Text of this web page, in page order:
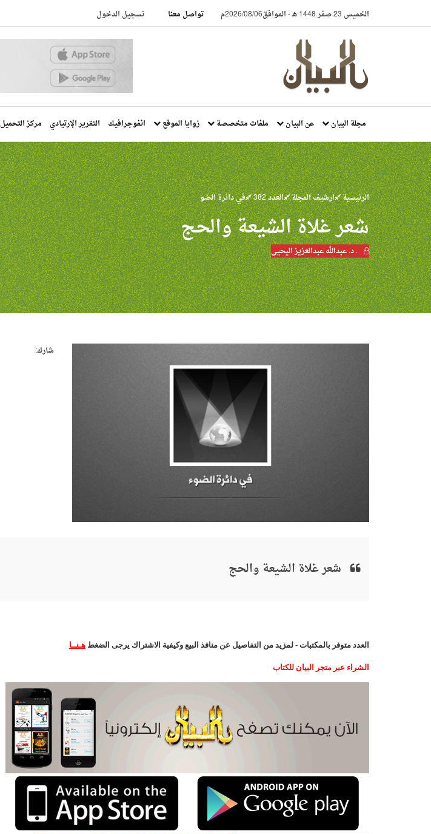
الخميس 23 صفر 1448 هـ -الموافق2026/08/06م تواصل معنا تسجيل الدخول
مجلة البيان عن البيان ملفات متخصصة زوايا الموقع انفوجرافيك التقرير الإرتيادي مركز التحميل
الرئيسية ارشيف المجلة العدد 382 في دائرة الضو
شعر غلاة الشيعة والحج
. د. عبدالله عبدالعزيز اليحيى
شارك:
شعر غلاة الشيعة والحج
العدد متوفر بالمكتبات - لمزيد من التفاصيل عن منافذ البيع وكيفية الاشتراك يرجى الضغط هـنــا
الشراء عبر متجر البيان للكتاب